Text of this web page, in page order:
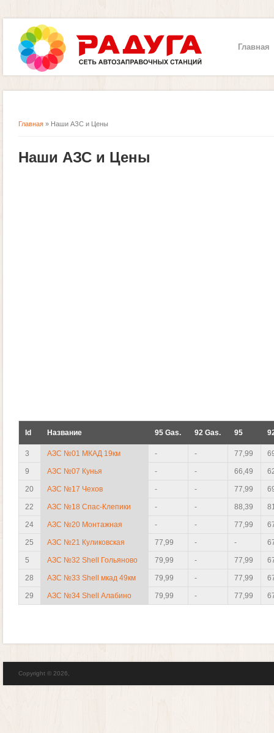
Главная
Главная » Наши АЗС и Цены
Наши АЗС и Цены
Id Название 95 Gas. 92 Gas. 95
3 АЗС №01 МКАД 19км - - 77,99
9 АЗС №07 Кунья - - 66,49
20 АЗС №17 Чехов - - 77,99
22 АЗС №18 Спас-Клепики - - 88,39
24 АЗС №20 Монтажная - - 77,99
25 АЗС №21 Куликовская 77,99 - -
5 АЗС №32 Shell Гольяново 79,99 - 77,99
28 АЗС №33 Shell мкад 49км 79,99 - 77,99
29 АЗС №34 Shell Алабино 79,99 - 77,99
Copyright © 2026,